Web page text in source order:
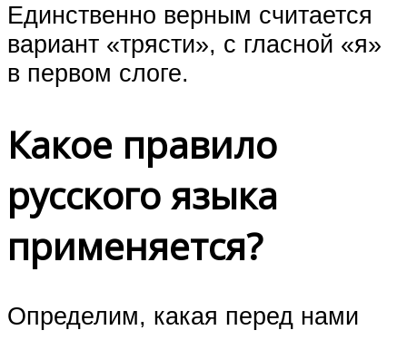
Единственно верным считается
вариант «трясти», с гласной «я»
в первом слоге.
Какое правило
русского языка
применяется?
Определим, какая перед нами